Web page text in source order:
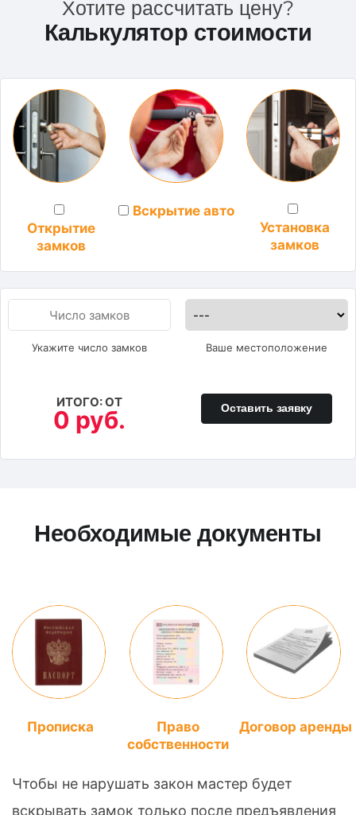
Хотите рассчитать цену?
Калькулятор стоимости
Открытие
замков
Вскрытие авто
Установка
замков
Укажите число замков Ваше местоположение
ИТОГО: ОТ
0 руб. Оставить заявку
Необходимые документы
Прописка
Право
собственности
Договор аренды
Чтобы не нарушать закон мастер будет
вскрывать замок только после предъявления